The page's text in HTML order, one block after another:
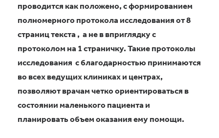
проводится как положено, с формированием
полномерного протокола исследования от 8
страниц текста , а не в вприглядку с
протоколом на 1 страничку. Такие протоколы
исследования с благодарностью принимаются
во всех ведущих клиниках и центрах,
позволяют врачам четко ориентироваться в
состоянии маленького пациента и
планировать объем оказания ему помощи.